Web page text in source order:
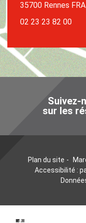
35700 Rennes
02 23 23 82 00
Suivez-
sur les
Plan du site
Accessibilité :